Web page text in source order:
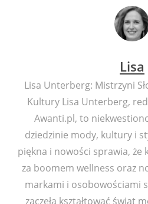
Lisa
Lisa Unterberg: Mistrzyni
Kultury Lisa Unterberg,
Awanti.pl, to
dziedzinie mody, kultury i
piękna i nowości sprawia, że
za boomem wellness oraz
markami i osobowościami
zaczęła kształtować świat